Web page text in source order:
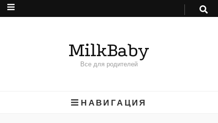
MilkBaby
Все для родителей
НАВИГАЦИЯ